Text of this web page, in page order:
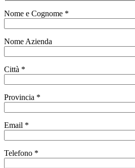
Nome e Cognome *
Nome Azienda
Città *
Provincia *
Email *
Telefono *